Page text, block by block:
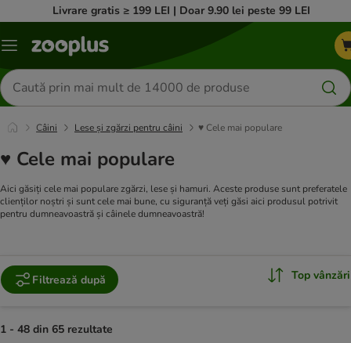
Livrare gratis ≥ 199 LEI | Doar 9.90 lei peste 99 LEI
Categorii
Căutare
produse
Câini Lese și zgărzi pentru câini ♥ Cele mai populare
♥ Cele mai populare
Aici găsiți cele mai populare zgărzi, lese și hamuri. Aceste produse sunt preferatele
clienților noștri și sunt cele mai bune, cu siguranță veți găsi aici produsul potrivit
pentru dumneavoastră și câinele dumneavoastră!
Filtrează după Top vânzări
1 - 48 din 65 rezultate